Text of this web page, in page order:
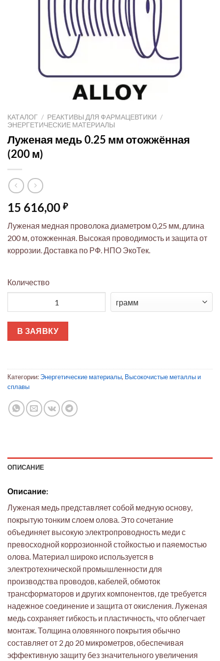
КАТАЛОГ / РЕАКТИВЫ ДЛЯ ФАРМАЦЕВТИКИ /
ЭНЕРГЕТИЧЕСКИЕ МАТЕРИАЛЫ
Луженая медь 0.25 мм отожжённая
(200 м)
15 616,00 ₽
Луженая медная проволока диаметром 0,25 мм, длина
200 м, отожженная. Высокая проводимость и защита от
коррозии. Доставка по РФ. НПО ЭкоТек.
Количество
В ЗАЯВКУ
Категории: Энергетические материалы, Высокочистые металлы и
сплавы
ОПИСАНИЕ
Описание:
Луженая медь представляет собой медную основу,
покрытую тонким слоем олова. Это сочетание
объединяет высокую электропроводность меди с
превосходной коррозионной стойкостью и паяемостью
олова. Материал широко используется в
электротехнической промышленности для
производства проводов, кабелей, обмоток
трансформаторов и других компонентов, где требуется
надежное соединение и защита от окисления. Луженая
медь сохраняет гибкость и пластичность, что облегчает
монтаж. Толщина оловянного покрытия обычно
составляет от 2 до 20 микрометров, обеспечивая
эффективную защиту без значительного увеличения